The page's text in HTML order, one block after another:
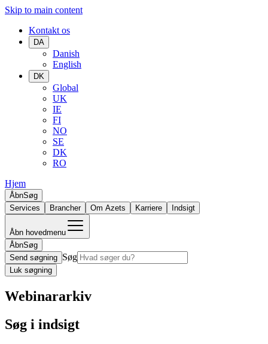
Skip to main content
Kontakt os
DA
Danish
English
DK
Global
UK
IE
FI
NO
SE
DK
RO
Hjem
ÅbnSøg
Services
Brancher Om Azets Karriere Indsigt
Åbn hovedmenu
ÅbnSøg
Send søgning Søg
Luk søgning
Webinararkiv
Søg i indsigt